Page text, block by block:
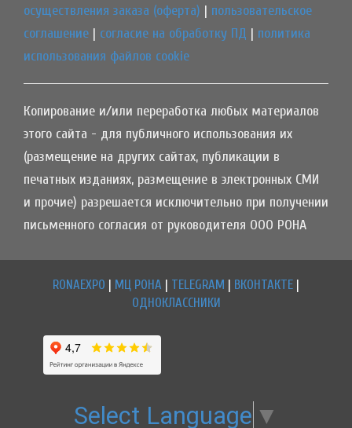
осуществления заказа (оферта) | пользовательское
соглашение | согласие на обработку ПД | политика
использования файлов cookie
Копирование и/или переработка любых материалов
этого сайта - для публичного использования их
(размещение на других сайтах, публикации в
печатных изданиях, размещение в электронных СМИ
и прочие) разрешается исключительно при получении
письменного согласия от руководителя ООО РОНА
RONAEXPO | МЦ РОНА | TELEGRAM | ВКОНТАКТЕ |
ОДНОКЛАССНИКИ
Select Language ▼